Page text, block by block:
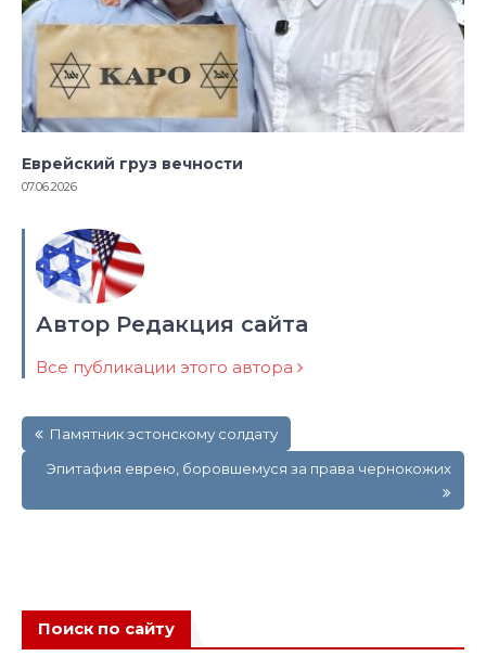
Еврейский груз вечности
07.06.2026
Автор Редакция сайта
Все публикации этого автора
по
записям
Памятник эстонскому солдату
Эпитафия еврею, боровшемуся за права чернокожих
Поиск по сайту